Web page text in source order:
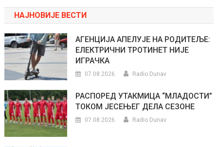
НАЈНОВИЈЕ ВЕСТИ
АГЕНЦИЈА АПЕЛУЈЕ НА РОДИТЕЉЕ:
ЕЛЕКТРИЧНИ ТРОТИНЕТ НИЈЕ
ИГРАЧКА
07.08.2026. Radio Dunav
РАСПОРЕД УТАКМИЦА “МЛАДОСТИ”
ТОКОМ ЈЕСЕЊЕГ ДЕЛА СЕЗОНЕ
07.08.2026. Radio Dunav